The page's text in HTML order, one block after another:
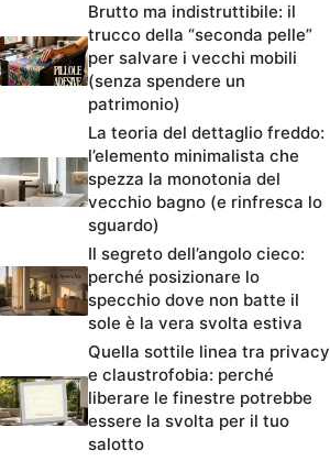
Brutto ma indistruttibile: il
trucco della “seconda pelle”
per salvare i vecchi mobili
(senza spendere un
patrimonio)
La teoria del dettaglio freddo:
l’elemento minimalista che
spezza la monotonia del
vecchio bagno (e rinfresca lo
sguardo)
Il segreto dell’angolo cieco:
perché posizionare lo
specchio dove non batte il
sole è la vera svolta estiva
Quella sottile linea tra privacy
e claustrofobia: perché
liberare le finestre potrebbe
essere la svolta per il tuo
salotto